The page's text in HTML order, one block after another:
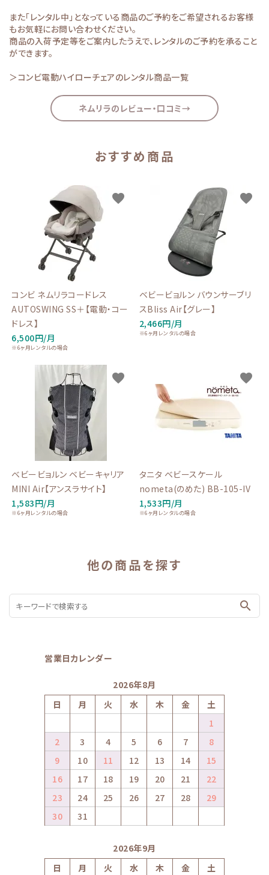
また「レンタル中」となっている商品のご予約をご希望されるお客様
もお気軽にお問い合わせください。
商品の入荷予定等をご案内したうえで、レンタルのご予約を承ること
ができます。
＞コンビ電動ハイローチェアのレンタル商品一覧
ネムリラのレビュー・口コミ→
おすすめ商品
コンビ ネムリラコードレス
AUTOSWING SS＋【電動・コー
ドレス】
6,500円/月
※6ヶ月レンタルの場合
favorite
ベビービョルン バウンサーブリ
スBliss Air【グレー】
2,466円/月
※6ヶ月レンタルの場合
favorite
ベビービョルン ベビーキャリア
MINI Air【アンスラサイト】
1,583円/月
※6ヶ月レンタルの場合
favorite
タニタ ベビースケール
nometa(のめた) BB-105-IV
1,533円/月
※6ヶ月レンタルの場合
favorite
他の商品を探す
search
営業日カレンダー
2026年8月
日
月 火 水 木 金
土
1
2
3 4 5 6 7
8
9
10 11 12 13 14
15
16
17 18 19 20 21
22
23
24 25 26 27 28
29
30
31
2026年9月
日
月 火 水 木 金
土